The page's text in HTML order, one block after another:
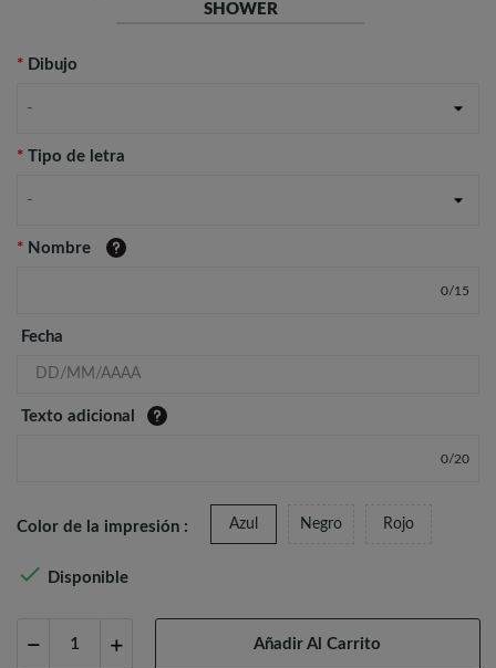
SHOWER
* Dibujo
-
* Tipo de letra
-
* Nombre
0/15
Fecha
Texto adicional
0/20
Color de la impresión : Azul Negro Rojo
 Disponible
Añadir Al Carrito